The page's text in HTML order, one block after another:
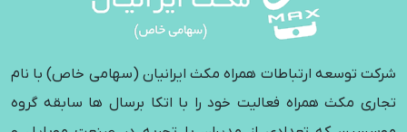
شرکت توسعه ارتباطات همراه مکث ایرانیان (سهامی خاص) با نام
تجاری مکث همراه فعالیت خود را با اتکا برسال ها سابقه گروه